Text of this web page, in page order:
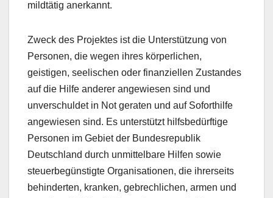
mildtätig anerkannt.
Zweck des Projektes ist die Unterstützung von
Personen, die wegen ihres körperlichen,
geistigen, seelischen oder finanziellen Zustandes
auf die Hilfe anderer angewiesen sind und
unverschuldet in Not geraten und auf Soforthilfe
angewiesen sind. Es unterstützt hilfsbedürftige
Personen im Gebiet der Bundesrepublik
Deutschland durch unmittelbare Hilfen sowie
steuerbegünstigte Organisationen, die ihrerseits
behinderten, kranken, gebrechlichen, armen und